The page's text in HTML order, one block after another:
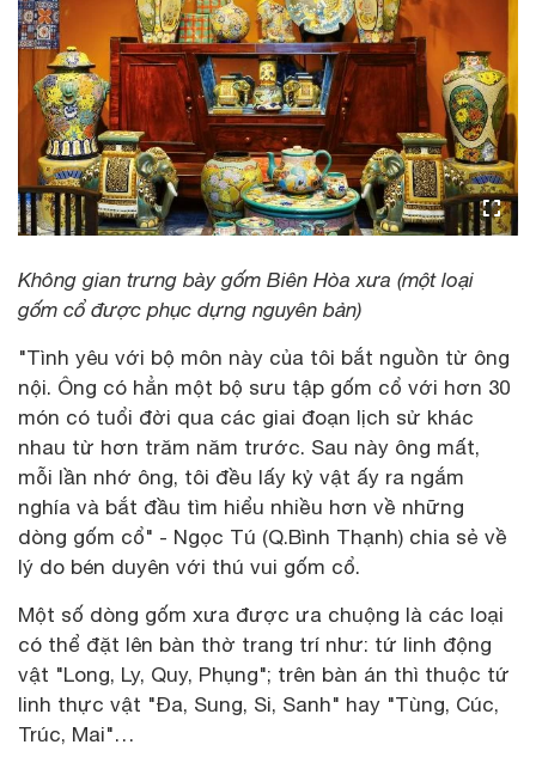
Không gian trưng bày gốm Biên Hòa xưa (một loại
gốm cổ được phục dựng nguyên bản)
"Tình yêu với bộ môn này của tôi bắt nguồn từ ông
nội. Ông có hẳn một bộ sưu tập gốm cổ với hơn 30
món có tuổi đời qua các giai đoạn lịch sử khác
nhau từ hơn trăm năm trước. Sau này ông mất,
mỗi lần nhớ ông, tôi đều lấy kỷ vật ấy ra ngắm
nghía và bắt đầu tìm hiểu nhiều hơn về những
dòng gốm cổ" - Ngọc Tú (Q.Bình Thạnh) chia sẻ về
lý do bén duyên với thú vui gốm cổ.
Một số dòng gốm xưa được ưa chuộng là các loại
có thể đặt lên bàn thờ trang trí như: tứ linh động
vật "Long, Ly, Quy, Phụng"; trên bàn án thì thuộc tứ
linh thực vật "Đa, Sung, Si, Sanh" hay "Tùng, Cúc,
Trúc, Mai"…